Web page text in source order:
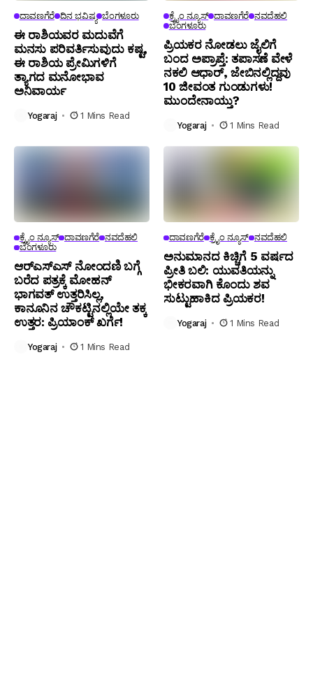
ದಾವಣಗೆರೆ ದಿನ ಭವಿಷ್ಯ ಬೆಂಗಳೂರು
ಈ ರಾಶಿಯವರ ಮದುವೆಗೆ
ಮನಸು ಪರಿವರ್ತಿಸುವುದು ಕಷ್ಟ,
ಈ ರಾಶಿಯ ಪ್ರೇಮಿಗಳಿಗೆ
ತ್ಯಾಗದ ಮನೋಭಾವ
ಅನಿವಾರ್ಯ
Yogaraj 1 Mins Read
ಕ್ರೈಂ ನ್ಯೂಸ್ ದಾವಣಗೆರೆ ನವದೆಹಲಿ
ಬೆಂಗಳೂರು
ಪ್ರಿಯಕರ ನೋಡಲು ಜೈಲಿಗೆ
ಬಂದ ಅಪ್ರಾಪ್ತೆ: ತಪಾಸಣೆ ವೇಳೆ
ನಕಲಿ ಆಧಾರ್, ಜೇಬಿನಲ್ಲಿದ್ದವು
10 ಜೀವಂತ ಗುಂಡುಗಳು!
ಮುಂದೇನಾಯ್ತು?
Yogaraj 1 Mins Read
ಕ್ರೈಂ ನ್ಯೂಸ್ ದಾವಣಗೆರೆ ನವದೆಹಲಿ
ಬೆಂಗಳೂರು
ಆರ್‌ಎಸ್‌ಎಸ್‌ ನೋಂದಣಿ ಬಗ್ಗೆ
ಬರೆದ ಪತ್ರಕ್ಕೆ ಮೋಹನ್
ಭಾಗವತ್ ಉತ್ತರಿಸಿಲ್ಲ,
ಕಾನೂನಿನ ಚೌಕಟ್ಟಿನಲ್ಲಿಯೇ ತಕ್ಕ
ಉತ್ತರ: ಪ್ರಿಯಾಂಕ್ ಖರ್ಗೆ!
Yogaraj 1 Mins Read
ದಾವಣಗೆರೆ ಕ್ರೈಂ ನ್ಯೂಸ್ ನವದೆಹಲಿ
ಅನುಮಾನದ ಕಿಚ್ಚಿಗೆ 5 ವರ್ಷದ
ಪ್ರೀತಿ ಬಲಿ: ಯುವತಿಯನ್ನು
ಭೀಕರವಾಗಿ ಕೊಂದು ಶವ
ಸುಟ್ಟುಹಾಕಿದ ಪ್ರಿಯಕರ!
Yogaraj 1 Mins Read